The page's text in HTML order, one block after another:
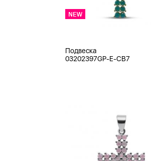
Подвеска
03202397GP-E-CB7